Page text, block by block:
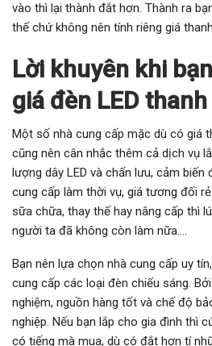
vào thì lại thành đắt hơn. Thành ra
thế chứ không nên tính riêng giá
Lời khuyên khi
giá đèn LED
Một số nhà cung cấp mặc dù có giá
cũng nên cân nhắc thêm cả dịch vụ
lượng dây LED và chấn lưu, cảm
cung cấp làm thời vụ, giá tương đối
sữa chữa, thay thế hay nâng cấp thì
người ta đã không còn làm nữa….
Bạn nên lựa chọn nhà cung cấp uy
cung cấp các loại đèn chiếu sáng.
nghiệm, nguồn hàng tốt và chế độ
nghiệp. Nếu bạn lắp cho gia đình thì
có tiếng mà mua, dù có đắt hơn tí